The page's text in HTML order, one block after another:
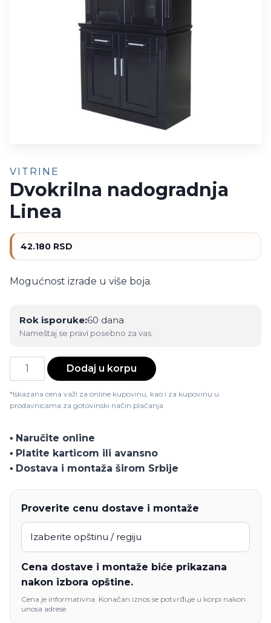
VITRINE
Dvokrilna nadogradnja
Linea
42.180 RSD
Mogućnost izrade u više boja.
Rok isporuke:60 dana
Nameštaj se pravi posebno za vas.
Dvokrilna
nadogradnja
Linea
količina
Dodaj u korpu
*Iskazana cena važi za online kupovinu, kao i za kupovinu u
prodavnicama za gotovinski način plaćanja
▪️ Naručite online
▪️ Platite karticom ili avansno
▪️ Dostava i montaža širom Srbije
Proverite cenu dostave i montaže
Cena dostave i montaže biće prikazana
nakon izbora opštine.
Cena je informativna. Konačan iznos se potvrđuje u korpi nakon
unosa adrese.